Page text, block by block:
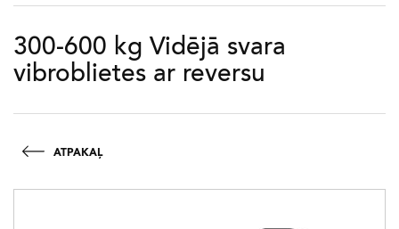
SĀKUMS
300-600 kg Vidējā svara
vibroblietes ar reversu
ATPAKAĻ